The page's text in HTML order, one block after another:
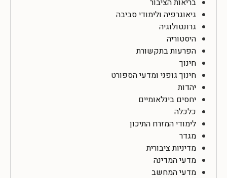
גיאוגרפיה ולימודי סביבה
גרונטולוגיה
היסטוריה
הפרעות בתקשורת
חינוך
חינוך גופני ומדעי הספורט
יהדות
יחסים בינלאומיים
כלכלה
לימודי המזרח התיכון
מגדר
מדיניות ציבורית
מדעי המדינה
מדעי המחשב